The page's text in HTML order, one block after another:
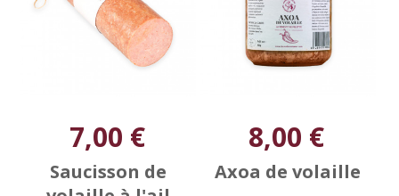
7,00 €
Saucisson de
8,00 €
Axoa de volaille